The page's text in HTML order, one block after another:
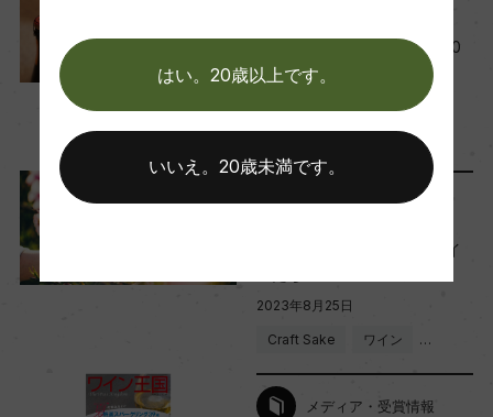
樹齢
ー
『サンテロ』のワイン栓は40
種類！ケース買いしてみた
…
スタッフのつぶやき
-連続ラベル小説- 草花のワイ
2023年8月25日
Craft Sake ワイン …
メディア・受賞情報
はい。20歳以上です。
いいえ。20歳未満です。